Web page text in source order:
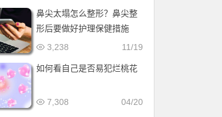
鼻尖太塌怎么整形？鼻尖整
形后要做好护理保健措施
11/19
3,238
如何看自己是否易犯烂桃花
04/20
7,308